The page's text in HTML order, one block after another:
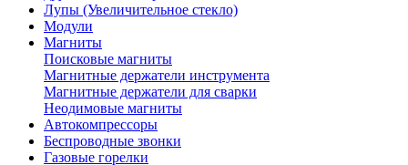
Лупы (Увеличительное стекло)
Модули
Магниты
Поисковые магниты
Магнитные держатели инструмента
Магнитные держатели для сварки
Неодимовые магниты
Автокомпрессоры
Беспроводные звонки
Газовые горелки